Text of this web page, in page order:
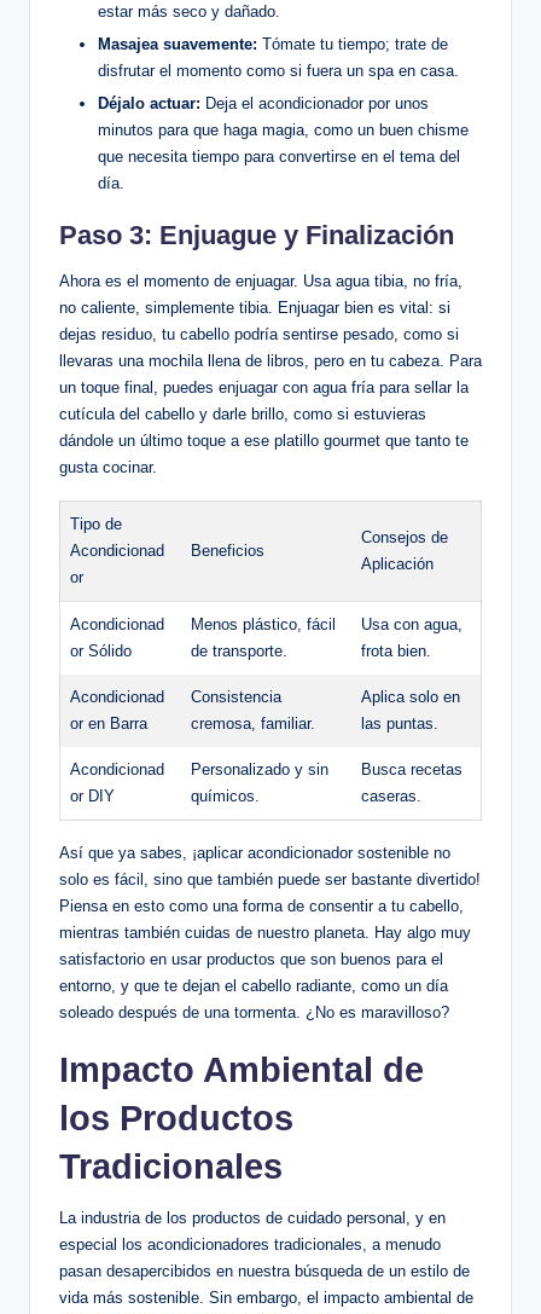
estar más seco y dañado.
Masajea suavemente: Tómate tu tiempo; trate de
disfrutar el momento como si fuera un spa en casa.
Déjalo actuar: Deja el acondicionador por unos
minutos para que haga magia, como un buen chisme
que necesita tiempo para convertirse en el tema del
día.
Paso 3: Enjuague y Finalización
Ahora es el momento de enjuagar. Usa agua tibia, no fría,
no caliente, simplemente tibia. Enjuagar bien es vital: si
dejas residuo, tu cabello podría sentirse pesado, como si
llevaras una mochila llena de libros, pero en tu cabeza. Para
un toque final, puedes enjuagar con agua fría para sellar la
cutícula del cabello y darle brillo, como si estuvieras
dándole un último toque a ese platillo gourmet que tanto te
gusta cocinar.
Tipo de
Acondicionad
or
Beneficios
Consejos de
Aplicación
Acondicionad
or Sólido
Menos plástico, fácil
de transporte.
Usa con agua,
frota bien.
Acondicionad
or en Barra
Consistencia
cremosa, familiar.
Aplica solo en
las puntas.
Acondicionad
or DIY
Personalizado y sin
químicos.
Busca recetas
caseras.
Así que ya sabes, ¡aplicar acondicionador sostenible no
solo es fácil, sino que también puede ser bastante divertido!
Piensa en esto como una forma de consentir a tu cabello,
mientras también cuidas de nuestro planeta. Hay algo muy
satisfactorio en usar productos que son buenos para el
entorno, y que te dejan el cabello radiante, como un día
soleado después de una tormenta. ¿No es maravilloso?
Impacto Ambiental de
los Productos
Tradicionales
La industria de los productos de cuidado personal, y en
especial los acondicionadores tradicionales, a menudo
pasan desapercibidos en nuestra búsqueda de un estilo de
vida más sostenible. Sin embargo, el impacto ambiental de